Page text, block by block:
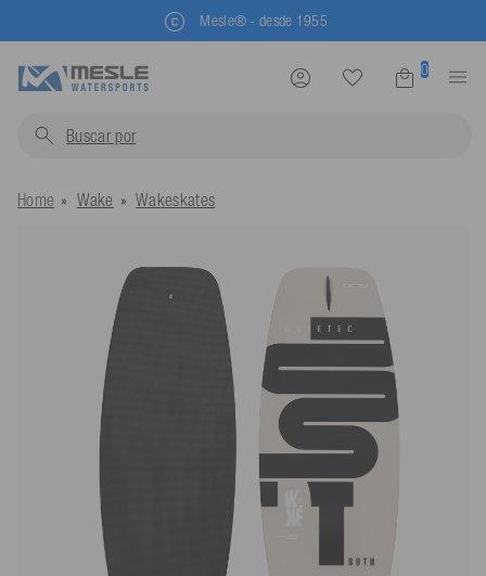
Mesle® - desde 1955
0
Buscar por
Home Wake Wakeskates